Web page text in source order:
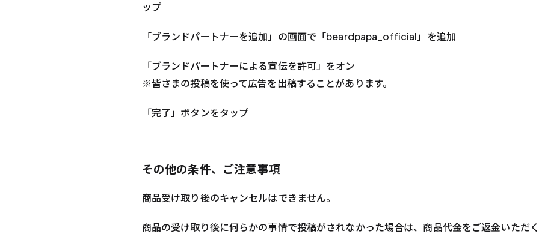
ップ
「ブランドパートナーを追加」の画面で「beardpapa_official」を追加
「ブランドパートナーによる宣伝を許可」をオン
※皆さまの投稿を使って広告を出稿することがあります。
「完了」ボタンをタップ
その他の条件、ご注意事項
商品受け取り後のキャンセルはできません。
商品の受け取り後に何らかの事情で投稿がされなかった場合は、商品代金をご返金いただく